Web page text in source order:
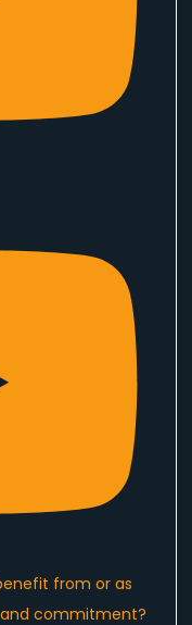
from or as
and commitment?